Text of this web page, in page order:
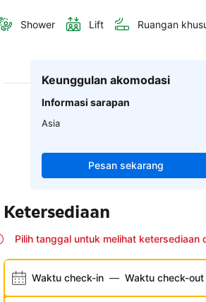
Shower Lift Ruangan
Keunggulan akomodasi
Informasi sarapan
Asia
Pesan sekarang
Ketersediaan
Pilih tanggal untuk melihat ketersediaan
Waktu check-in — Waktu check-out